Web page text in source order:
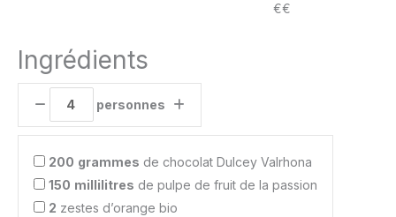
€€
Ingrédients
personnes
200 grammes de chocolat Dulcey Valrhona
150 millilitres de pulpe de fruit de la passion
2 zestes d’orange bio